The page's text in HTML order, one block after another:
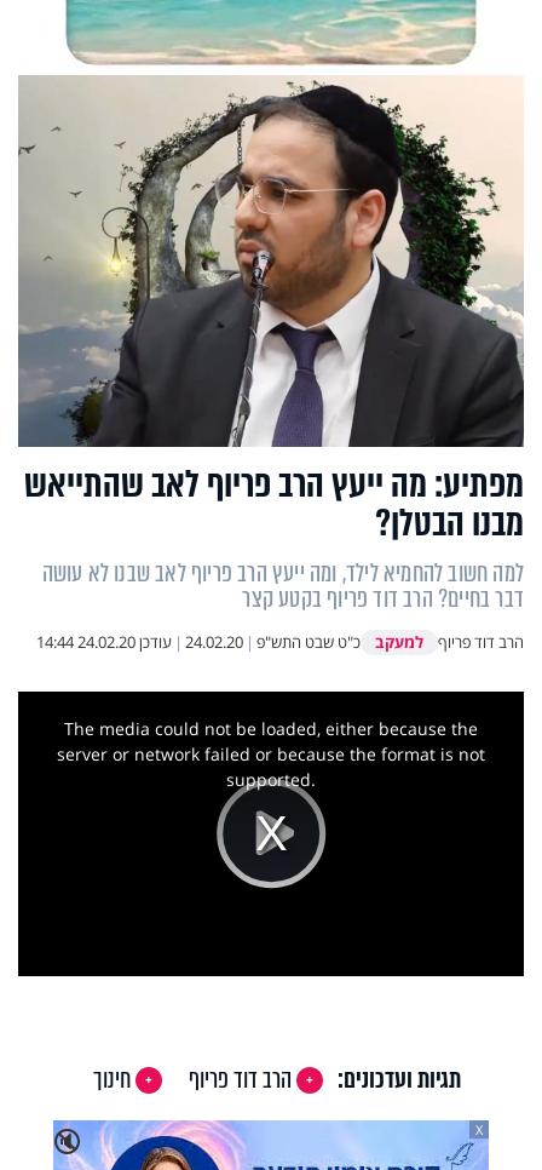
מפתיע: מה ייעץ הרב פריוף לאב שהתייאש
מבנו הבטלן?
למה חשוב להחמיא לילד, ומה ייעץ הרב פריוף לאב שבנו לא עושה
דבר בחיים? הרב דוד פריוף בקטע קצר
הרב דוד פריוף למעקב כ"ט שבט התש"פ |
24.02.20
| עודכן24.02.20 14:44
Play
This
The media could not be loaded, either because the
server or network failed or because the format is not
supported.
תגיות ועדכונים: הרב דוד פריוף
חינוך
🔇
X